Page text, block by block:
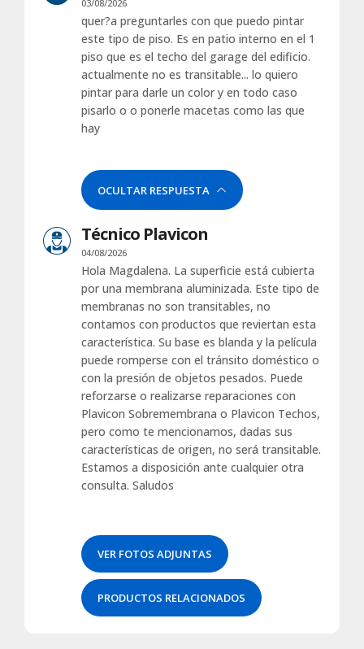
03/08/2026
quer?a preguntarles con que puedo pintar
este tipo de piso. Es en patio interno en el 1
piso que es el techo del garage del edificio.
actualmente no es transitable... lo quiero
pintar para darle un color y en todo caso
pisarlo o o ponerle macetas como las que
hay
OCULTAR RESPUESTA
Técnico Plavicon
04/08/2026
Hola Magdalena. La superficie está cubierta
por una membrana aluminizada. Este tipo de
membranas no son transitables, no
contamos con productos que reviertan esta
característica. Su base es blanda y la película
puede romperse con el tránsito doméstico o
con la presión de objetos pesados. Puede
reforzarse o realizarse reparaciones con
Plavicon Sobremembrana o Plavicon Techos,
pero como te mencionamos, dadas sus
características de origen, no será transitable.
Estamos a disposición ante cualquier otra
consulta. Saludos
VER FOTOS ADJUNTAS
PRODUCTOS RELACIONADOS